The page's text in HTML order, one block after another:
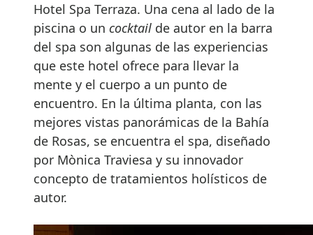
Hotel Spa Terraza. Una cena al lado de la
piscina o un cocktail de autor en la barra
del spa son algunas de las experiencias
que este hotel ofrece para llevar la
mente y el cuerpo a un punto de
encuentro. En la última planta, con las
mejores vistas panorámicas de la Bahía
de Rosas, se encuentra el spa, diseñado
por Mònica Traviesa y su innovador
concepto de tratamientos holísticos de
autor.